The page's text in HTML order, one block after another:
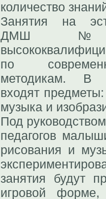
количество
Занятия на
ДМШ №4
по
методикам. В
входят
музыка и
Под
педагогов
рисования и
занятия будут
игровой форме,